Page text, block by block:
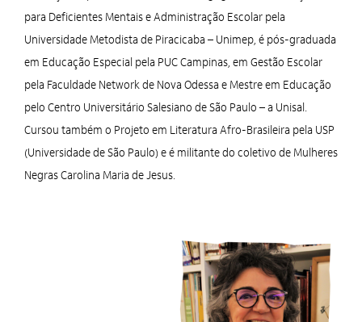
para Deficientes Mentais e Administração Escolar pela
Universidade Metodista de Piracicaba – Unimep, é pós-graduada
em Educação Especial pela PUC Campinas, em Gestão Escolar
pela Faculdade Network de Nova Odessa e Mestre em Educação
pelo Centro Universitário Salesiano de São Paulo – a Unisal.
Cursou também o Projeto em Literatura Afro-Brasileira pela USP
(Universidade de São Paulo) e é militante do coletivo de Mulheres
Negras Carolina Maria de Jesus.